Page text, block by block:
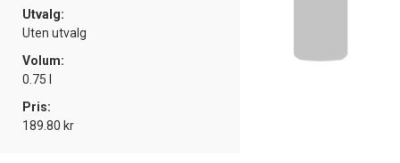
Utvalg:
Uten utvalg
Volum:
0.75 l
Pris:
189.80 kr